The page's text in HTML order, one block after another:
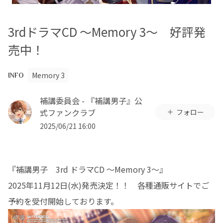
3rdドラマCD ～Memory 3～ 好評発
売中！
INFO Memory 3
補講委員会 - 『補講男子』公
式ファンクラブ
2025/06/21 16:00
フォロー
『補講男子 3rd ドラマCD ～Memory 3～』
2025年11月12日(水)発売決定！！ 各種通販サイトでご
予約を受付開始しております。